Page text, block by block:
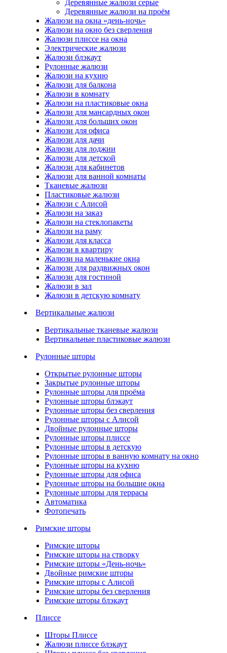
Деревянные жалюзи серые
Деревянные жалюзи на проём
Жалюзи на окна «день-ночь»
Жалюзи на окно без сверления
Жалюзи плиссе на окна
Электрические жалюзи
Жалюзи блэкаут
Рулонные жалюзи
Жалюзи на кухню
Жалюзи для балкона
Жалюзи в комнату
Жалюзи на пластиковые окна
Жалюзи для мансардных окон
Жалюзи для больших окон
Жалюзи для офиса
Жалюзи для дачи
Жалюзи для лоджии
Жалюзи для детской
Жалюзи для кабинетов
Жалюзи для ванной комнаты
Тканевые жалюзи
Пластиковые жалюзи
Жалюзи с Алисой
Жалюзи на заказ
Жалюзи на стеклопакеты
Жалюзи на раму
Жалюзи для класса
Жалюзи в квартиру
Жалюзи на маленькие окна
Жалюзи для раздвижных окон
Жалюзи для гостиной
Жалюзи в зал
Жалюзи в детскую комнату
Вертикальные жалюзи
Вертикальные тканевые жалюзи
Вертикальные пластиковые жалюзи
Рулонные шторы
Открытые рулонные шторы
Закрытые рулонные шторы
Рулонные шторы для проёма
Рулонные шторы блэкаут
Рулонные шторы без сверления
Рулонные шторы с Алисой
Двойные рулонные шторы
Рулонные шторы плиссе
Рулонные шторы в детскую
Рулонные шторы в ванную комнату на окно
Рулонные шторы на кухню
Рулонные шторы для офиса
Рулонные шторы на большие окна
Рулонные шторы для террасы
Автоматика
Фотопечать
Римские шторы
Римские шторы
Римские шторы на створку
Римские шторы «День-ночь»
Двойные римские шторы
Римские шторы с Алисой
Римские шторы без сверления
Римские шторы блэкаут
Плиссе
Шторы Плиссе
Жалюзи плиссе блэкаут